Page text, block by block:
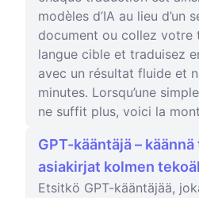
modèles d’IA au lieu d’un
document ou collez votre
langue cible et traduisez
avec un résultat fluide et
minutes. Lorsqu’une
ne suffit plus, voici la
GPT-kääntäjä –
asiakirjat kolmen
Etsitkö GPT-kääntäjää,